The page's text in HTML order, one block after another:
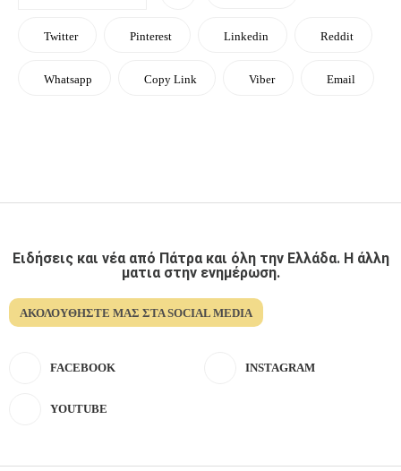
Twitter Pinterest Linkedin Reddit
Whatsapp Copy Link Viber Email
Ειδήσεις και νέα από Πάτρα και όλη την Ελλάδα. Η άλλη
ματια στην ενημέρωση.
ΑΚΟΛΟΥΘΉΣΤΕ ΜΑΣ ΣΤΑ SOCIAL MEDIA
FACEBOOK INSTAGRAM
YOUTUBE